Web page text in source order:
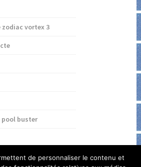
vortex 3
buster
de personnaliser le contenu et